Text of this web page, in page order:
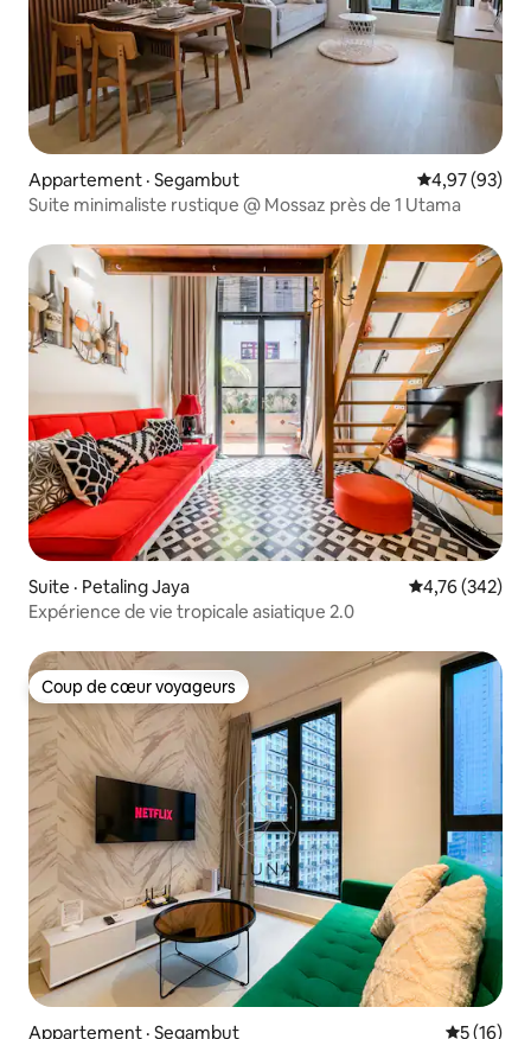
Appartement · Segambut Note
4,97 (93)
Suite minimaliste rustique @ Mossaz près de 1 Utama
Suite · Petaling Jaya Note
4,76 (342)
Expérience de vie tropicale asiatique 2.0
Coup de cœur voyageurs
Coup de cœur voyageurs
Appartement · Segambut Note
5 (16)